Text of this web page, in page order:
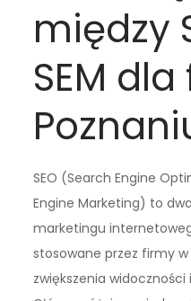
między
SEM
SEO (Search Engine
Engine Marketing) to
marketingu
stosowane przez firmy
zwiększenia